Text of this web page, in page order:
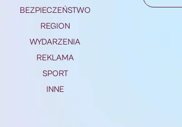
BEZPIECZEŃSTWO
REGION
WYDARZENIA
REKLAMA
SPORT
INNE